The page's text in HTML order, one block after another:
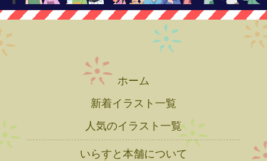
ホーム
新着イラスト一覧
人気のイラスト一覧
いらすと本舗について